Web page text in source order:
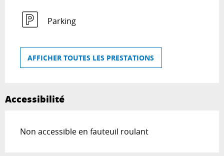
Parking
AFFICHER TOUTES LES PRESTATIONS
Accessibilité
Non accessible en fauteuil roulant